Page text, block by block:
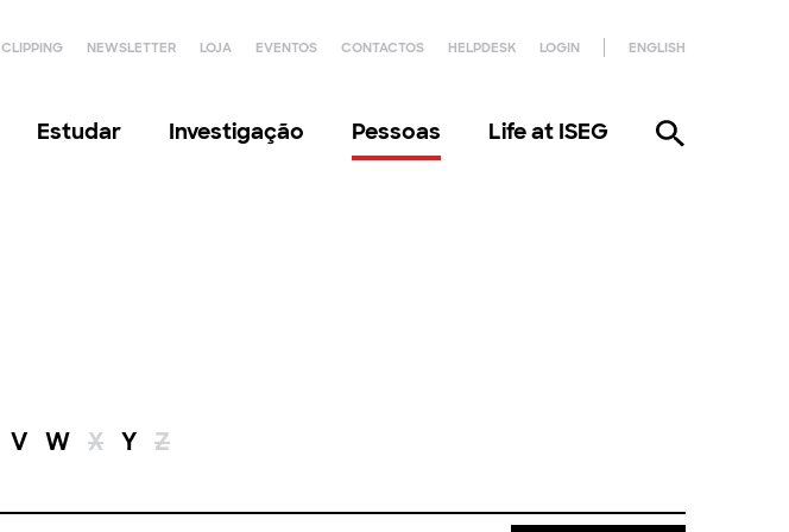
CLIPPING NEWSLETTER LOJA EVENTOS CONTACTOS HELPDESK LOGIN ENGLISH
Estudar Investigação Pessoas Life at ISEG
V W X Y Z